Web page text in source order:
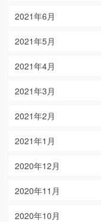
2021年6月
2021年5月
2021年4月
2021年3月
2021年2月
2021年1月
2020年12月
2020年11月
2020年10月